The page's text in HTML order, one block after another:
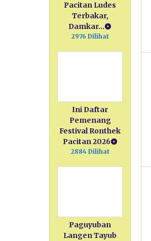
Pacitan Ludes
Terbakar,
Damkar…
2976 Dilihat
Ini Daftar
Pemenang
Festival Ronthek
Pacitan 2026
2884 Dilihat
Paguyuban
Langen Tayub